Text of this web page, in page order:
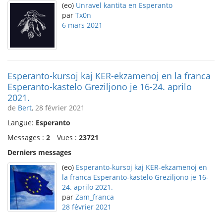
(eo) Unravel kantita en Esperanto
par Tx0n
6 mars 2021
Esperanto-kursoj kaj KER-ekzamenoj en la franca
Esperanto-kastelo Greziljono je 16-24. aprilo
2021.
de Bert, 28 février 2021
Langue: Esperanto
Messages : 2 Vues : 23721
Derniers messages
(eo) Esperanto-kursoj kaj KER-ekzamenoj en
la franca Esperanto-kastelo Greziljono je 16-
24. aprilo 2021.
par Zam_franca
28 février 2021